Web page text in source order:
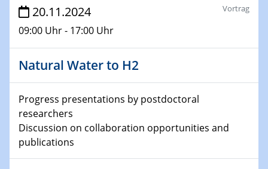
Veranstaltungen
30.11.-0001 - 06.02.2025
SFB/TRR 247 Seminar
Kolloquium CRC 1242
15.01.2024
Bewerbungsvorrtag Besetzung W3-Professur
Technische Chemie – Technisch-Makromolekulare
Chemie für die Wasserforschung
20.11.2024
09:00 Uhr - 17:00 Uhr
Vortrag
Natural Water to H2
Progress presentations by postdoctoral
researchers
Discussion on collaboration opportunities and
publications